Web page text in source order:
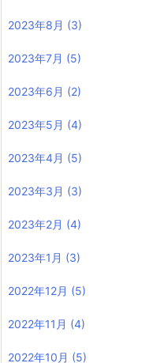
2023年8月 (3)
2023年7月 (5)
2023年6月 (2)
2023年5月 (4)
2023年4月 (5)
2023年3月 (3)
2023年2月 (4)
2023年1月 (3)
2022年12月 (5)
2022年11月 (4)
2022年10月 (5)